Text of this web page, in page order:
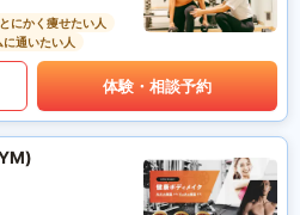
とにかく痩せたい人
通いたい人
体験・相談予約